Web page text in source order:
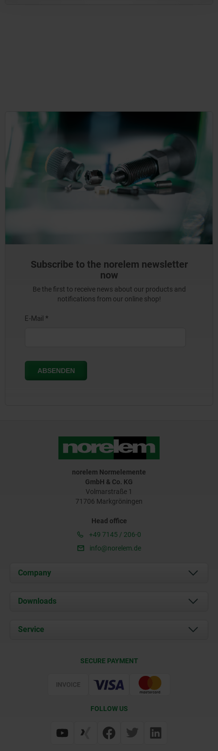
Subscribe to the norelem newsletter
now
Be the first to receive news about our products and
notifications from our online shop!
norelem Normelemente
GmbH & Co. KG
Volmarstraße 1
71706 Markgröningen
Head office
+49 7145 / 206-0
info@norelem.de
Company
About us
Career
Downloads
Documents
Service
Web Support
SECURE PAYMENT
FOLLOW US